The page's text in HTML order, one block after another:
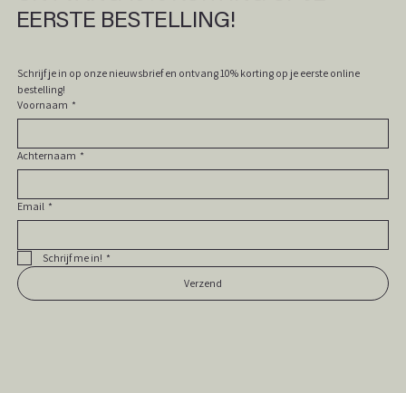
EERSTE BESTELLING!
Schrijf je in op onze nieuwsbrief en ontvang 10% korting op je eerste online
Voornaam *
Achternaam *
Email *
Schrijf me in! *
Verzend